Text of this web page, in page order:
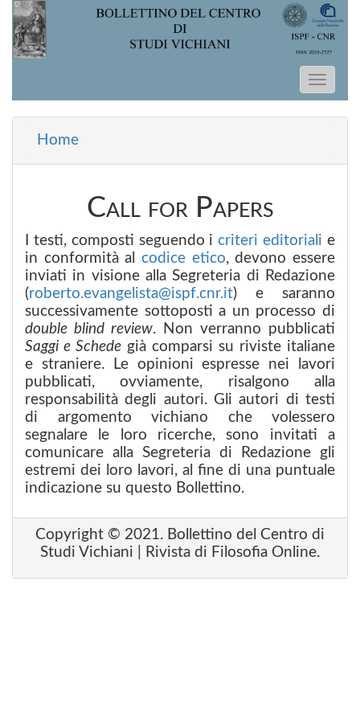
Salta al contenuto principale
Home
Call for Papers
I testi, composti seguendo icriteri editoriali e
in conformità al codice etico, devono essere
inviati in visione alla Segreteria di Redazione
(roberto.evangelista@ispf.cnr.it) e saranno
successivamente sottoposti a un processo di
double blind review. Non verranno pubblicati
Saggi e Schede già comparsi su riviste italiane
e straniere. Le opinioni espresse nei lavori
pubblicati, ovviamente, risalgono alla
responsabilità degli autori. Gli autori di testi
di argomento vichiano che volessero
segnalare le loro ricerche, sono invitati a
comunicare alla Segreteria di Redazione gli
estremi dei loro lavori, al fine di una puntuale
indicazione su questo Bollettino.
Copyright © 2021. Bollettino del Centro di
Studi Vichiani | Rivista di Filosofia Online.